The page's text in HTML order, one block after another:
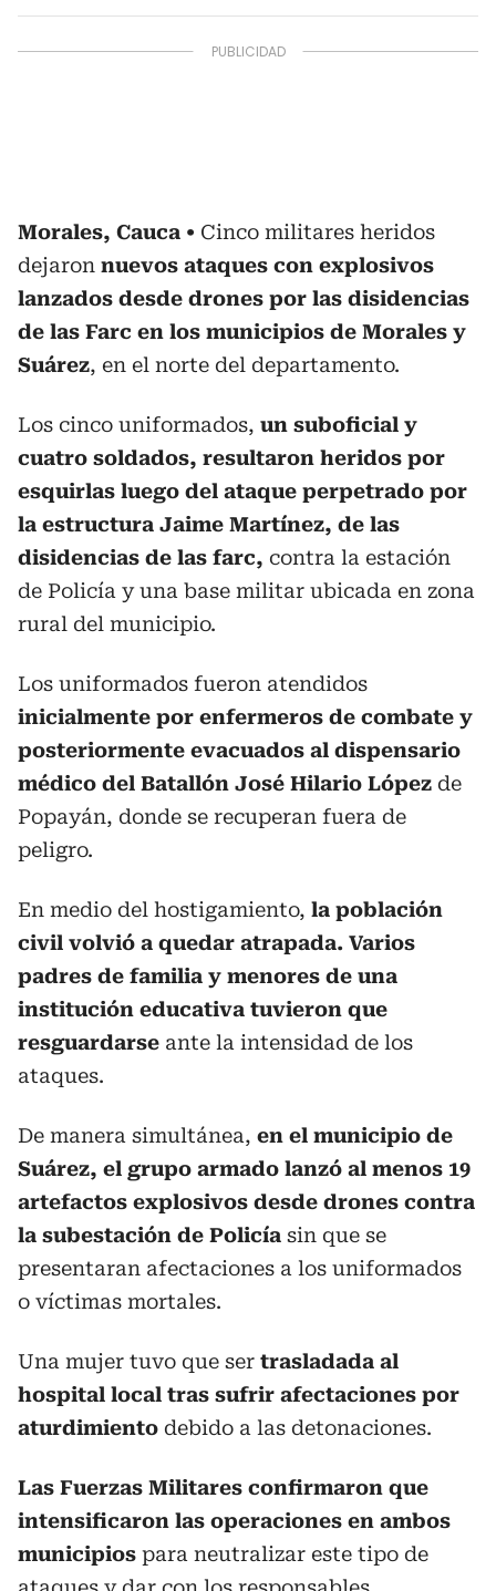
Morales, Cauca
Cinco militares heridos
dejaron nuevos ataques con explosivos
lanzados desde drones por las disidencias
de las Farc en los municipios de Morales y
Suárez, en el norte del departamento.
Los cinco uniformados, un suboficial y
cuatro soldados, resultaron heridos por
esquirlas luego del ataque perpetrado por
la estructura Jaime Martínez, de las
disidencias de las farc, contra la estación
de Policía y una base militar ubicada en zona
rural del municipio.
Los uniformados fueron atendidos
inicialmente por enfermeros de combate y
posteriormente evacuados al dispensario
médico del Batallón José Hilario López de
Popayán, donde se recuperan fuera de
peligro.
En medio del hostigamiento, la población
civil volvió a quedar atrapada. Varios
padres de familia y menores de una
institución educativa tuvieron que
resguardarse ante la intensidad de los
ataques.
De manera simultánea, en el municipio de
Suárez, el grupo armado lanzó al menos 19
artefactos explosivos desde drones contra
la subestación de Policía sin que se
presentaran afectaciones a los uniformados
o víctimas mortales.
Una mujer tuvo que ser trasladada al
hospital local tras sufrir afectaciones por
aturdimiento debido a las detonaciones.
Las Fuerzas Militares confirmaron que
intensificaron las operaciones en ambos
municipios para neutralizar este tipo de